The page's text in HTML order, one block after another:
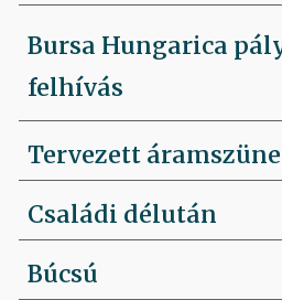
Bursa Hungarica
felhívás
Tervezett
Családi délután
Búcsú